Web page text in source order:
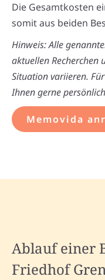
Die Gesamtkosten
somit aus beiden
Hinweis: Alle
aktuellen Recherchen
Situation variieren.
Ihnen gerne
Memovida
Ablauf einer
Friedhof